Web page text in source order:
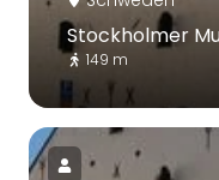
Stockholmer
149 m